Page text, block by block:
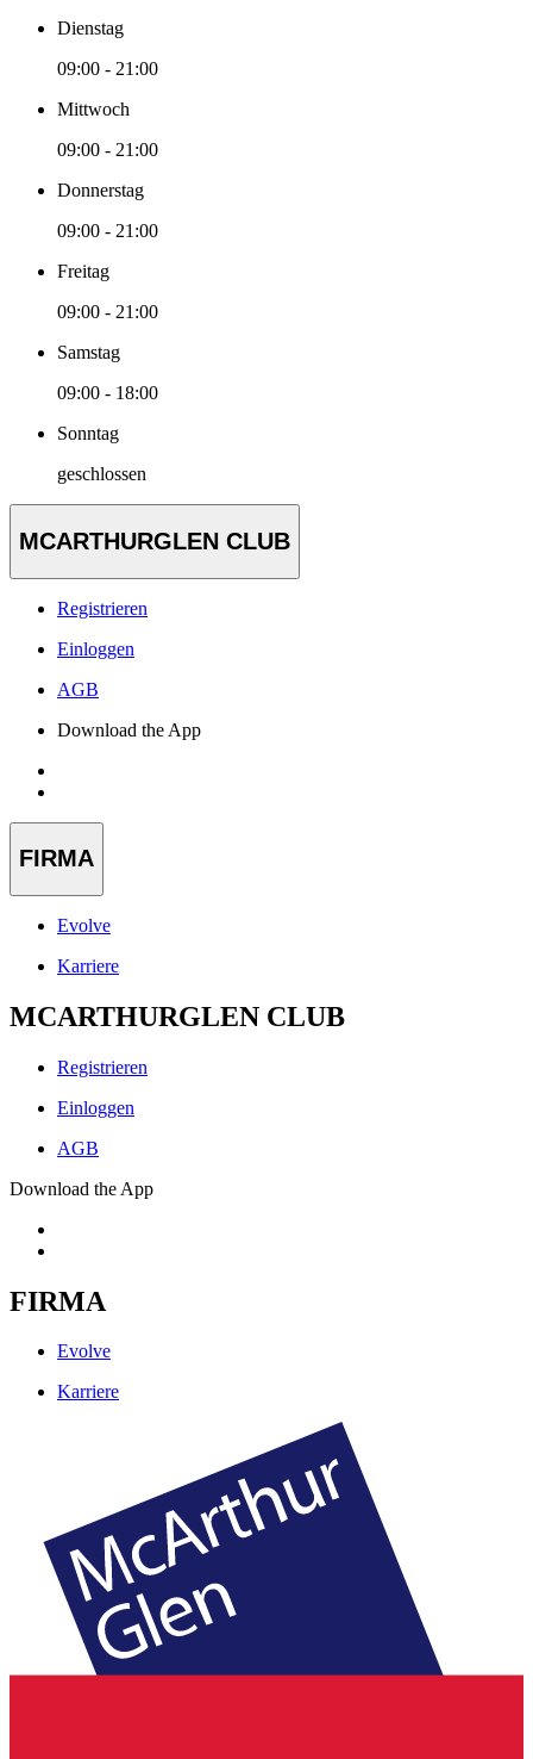
Dienstag
09:00 - 21:00
Mittwoch
09:00 - 21:00
Donnerstag
09:00 - 21:00
Freitag
09:00 - 21:00
Samstag
09:00 - 18:00
Sonntag
geschlossen
MCARTHURGLEN CLUB
Registrieren
Einloggen
AGB
Download the App
FIRMA
Evolve
Karriere
MCARTHURGLEN CLUB
Registrieren
Einloggen
AGB
Download the App
FIRMA
Evolve
Karriere